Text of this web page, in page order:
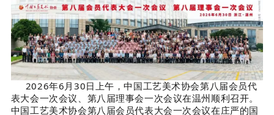
2026年6月 30日上午，中国工艺美术协会第八届会员代
表大会一次会议、 第八届理事会一次会议在温州顺利召开。
中国工艺美术协会第八届会员代表大会一次会议在庄严的国